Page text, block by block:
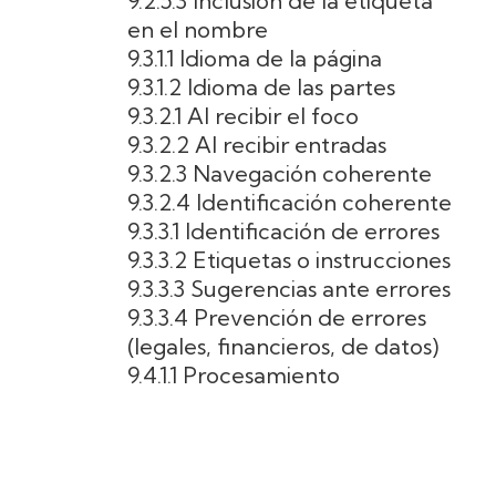
en el nombre
9.3.1.1 Idioma de la página
9.3.1.2 Idioma de las partes
9.3.2.1 Al recibir el foco
9.3.2.2 Al recibir entradas
9.3.2.3 Navegación coherente
9.3.2.4 Identificación coherente
9.3.3.1 Identificación de errores
9.3.3.2 Etiquetas o instrucciones
9.3.3.3 Sugerencias ante errores
9.3.3.4 Prevención de errores
(legales, financieros, de datos)
9.4.1.1 Procesamiento